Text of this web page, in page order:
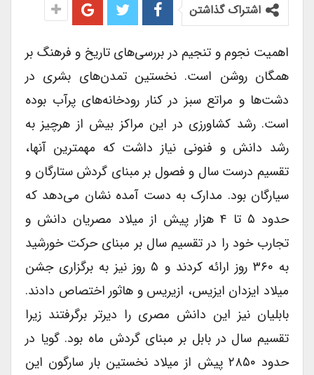
اشتراک گذاشتن
اهمیت نجوم و تنجیم در بررسی‌های تاریخ و فرهنگ بر
همگان روشن است. نخستین تمدن‌های بشری در
دشت‌ها و مراتع سبز در کنار رودخانه‌های پرآب بوده
است. رشد کشاورزی در این مراکز بیش از هرچیز به
رشد دانش و فنونی نیاز داشت که مهمترین آنها،
تقسیم درست سال و فصول بر مبنای گردش ستارگان و
سیارگان بود. مدارک به دست آمده نشان می‌دهد که
حدود ۵ تا ۴ هزار پیش از میلاد مصریان دانش و
تجارب خود را در تقسیم سال بر مبنای حرکت خورشید
به ۳۶۰ روز ارائه کردند و ۵ روز نیز به برگزاری جشن
میلاد ایزدان ایزیس، ازیریس و هاثور اختصاص دادند.
بابلیان نیز این دانش مصری را دیرتر برگرفتند زیرا
تقسیم سال در بابل بر مبنای گردش ماه بود. گویا در
حدود ۲۸۵۰ پیش از میلاد نخستین بار سارگون این